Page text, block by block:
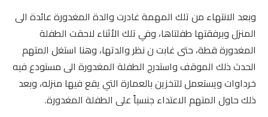
وبعد الانتهاء من تلك المهمة غادرت والدة المغدورة عائدة الى
المنزل وبرفقتها طفلتاها، وفي تلك الأثناء لاحقت الطفلة
المغدورة قطة، حتى غابت ن نظر والدتها، وهنا استغل المتهم
الحدث ذلك الموقف واستدرج الطفلة المغدورة الى مستودع فيه
خرداوات ويستعمل للتخزين بالعمارة التي يقع فيها منزله، وبعد
ذلك حاول المتهم الاعتداء جنسياً على الطفلة المغدورة.